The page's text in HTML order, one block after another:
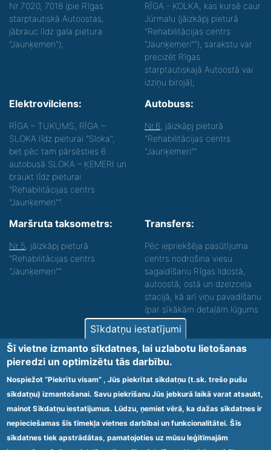
Nr.7020, 7018 (pie Rīgas
starptautiskā Autoostas,
jābrauc līdz gala pietura
"Jaunķemeri");
RĪGA - KOLKA, kas kursē caur
Jūrmalu (jāizkāpj pieturā
"Rehabilitācijas centrs
"Jaunķemeri""), sarakstu var
precizēt Rīgas
starptautiskajā Autoostā vai
izziņu birojā);
Elektrovilciens:
RĪGA – TUKUMS, RĪGA –
SLOKA līdz pieturai "Sloka",
bet pēc tam pārsēsties 6.
autobusā SLOKA – ĶEMERI un
braukt līdz pieturai
"Rehabilitācijas centrs
"Jaunķemeri"".
Autobuss:
Nr.6 , jāizkāpj pieturā
"Rehabilitācijas centrs
"Jaunķemeri"".
Maršruta taksometrs:
Nr.5 , jāizkāpj pieturā
"Rehabilitācijas centrs
"Jaunķemeri""
Transfers:
Pēc iepriekšēja pasūtījuma
centrs nodrošina viesu
sagaidīšanu Rīgas lidostā,
autoostā, ostā un dzelzceļa
stacijā, kā arī viņu pavadīšanu
(par sīkākām detaļām lūgums
zvanīt).
Nodrošinām vides piekļūstamību personām ar
funkcionāliem traucējumiem! SIA „Sanare-KRC
Jaunķemeri”, Kolkas ielā 20, Jūrmalā ir nodrošināta vides
piekļūstamība personām ar funkcionāliem traucējumiem,
tādejādi nodrošinot atbilstību Ministru kabineta
2009.gada 20.janvāra noteikumos Nr.60 „Noteikumi par
obligātajām prasībām ārstniecības iestādēm un to
struktūrvienībām” minētajām prasībām.
Sīkdatņu iestatījumi
Šī vietne izmanto sīkdatnes, lai uzlabotu lietošanas
pieredzi un optimizētu tās darbību.
Nospiežot “Piekrītu visam” , Jūs piekrītat sīkdatņu (t.sk. trešo pušu
sīkdatņu) izmantošanai. Savu piekrišanu Jūs jebkurā laikā varat atsaukt,
mainot Sīkdatņu iestatījumus. Lūdzu, ņemiet vērā, ka dažas sīkdatnes ir
nepieciešamas šīs tīmekļa vietnes darbībai un funkcionalitātei. Šīs
sīkdatnes tiek apstrādātas, pamatojoties uz mūsu leģitīmajām